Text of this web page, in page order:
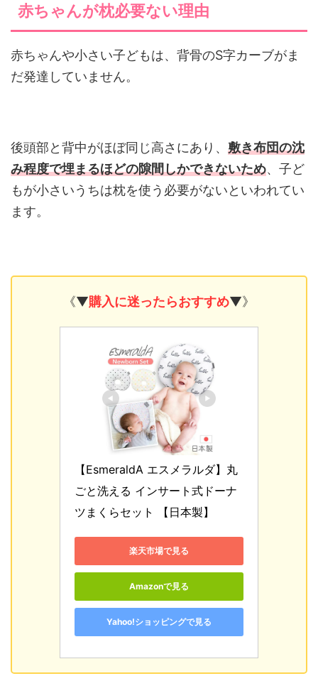
赤ちゃんが枕必要ない理由
赤ちゃんや小さい子どもは、背骨のS字カーブがま
だ発達していません。
後頭部と背中がほぼ同じ高さにあり、 敷き布団の沈
み程度で埋まるほどの隙間しかできないため、子ど
もが小さいうちは枕を使う必要がないといわれてい
ます。
《▼購入に迷ったらおすすめ▼》
【EsmeraldA エスメラルダ】丸
ごと洗える インサート式ドーナ
ツまくらセット 【日本製】
楽天市場で見る
Amazonで見る
Yahoo!ショッピングで見る